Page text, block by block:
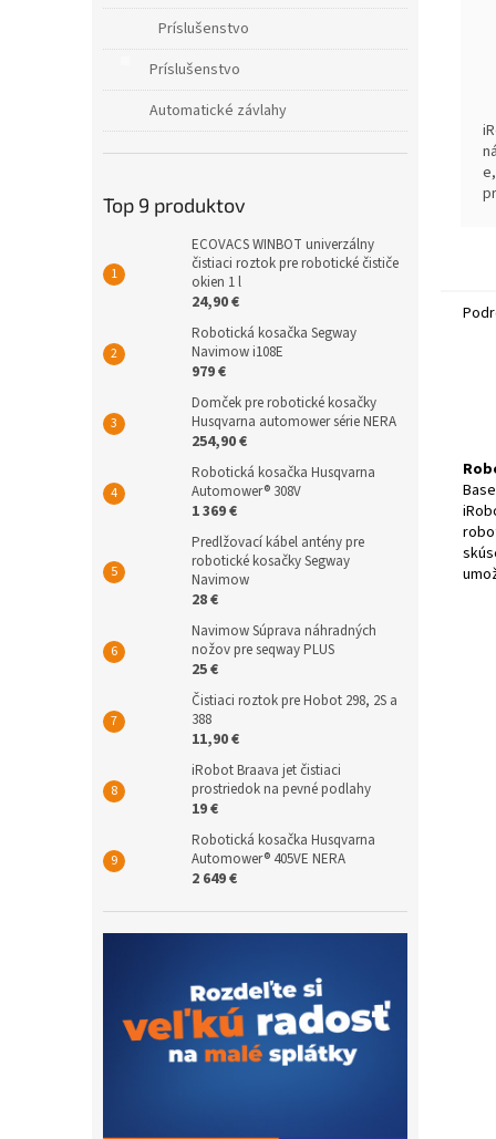
Príslušenstvo
Príslušenstvo
Automatické závlahy
Top 9 produktov
ECOVACS WINBOT univerzálny
čistiaci roztok pre robotické čističe
okien 1 l
24,90 €
Robotická kosačka Segway
Navimow i108E
979 €
Domček pre robotické kosačky
Husqvarna automower série NERA
254,90 €
Robotická kosačka Husqvarna
Automower® 308V
1 369 €
Predlžovací kábel antény pre
robotické kosačky Segway
Navimow
28 €
Navimow Súprava náhradných
nožov pre seqway PLUS
25 €
Čistiaci roztok pre Hobot 298, 2S a
388
11,90 €
iRobot Braava jet čistiaci
prostriedok na pevné podlahy
19 €
Robotická kosačka Husqvarna
Automower® 405VE NERA
2 649 €